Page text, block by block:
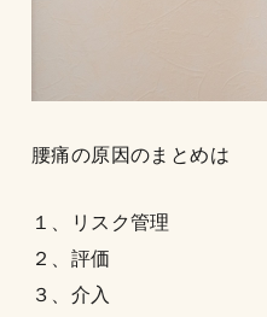
腰痛の原因のまとめは
１、リスク管理
２、評価
３、介入